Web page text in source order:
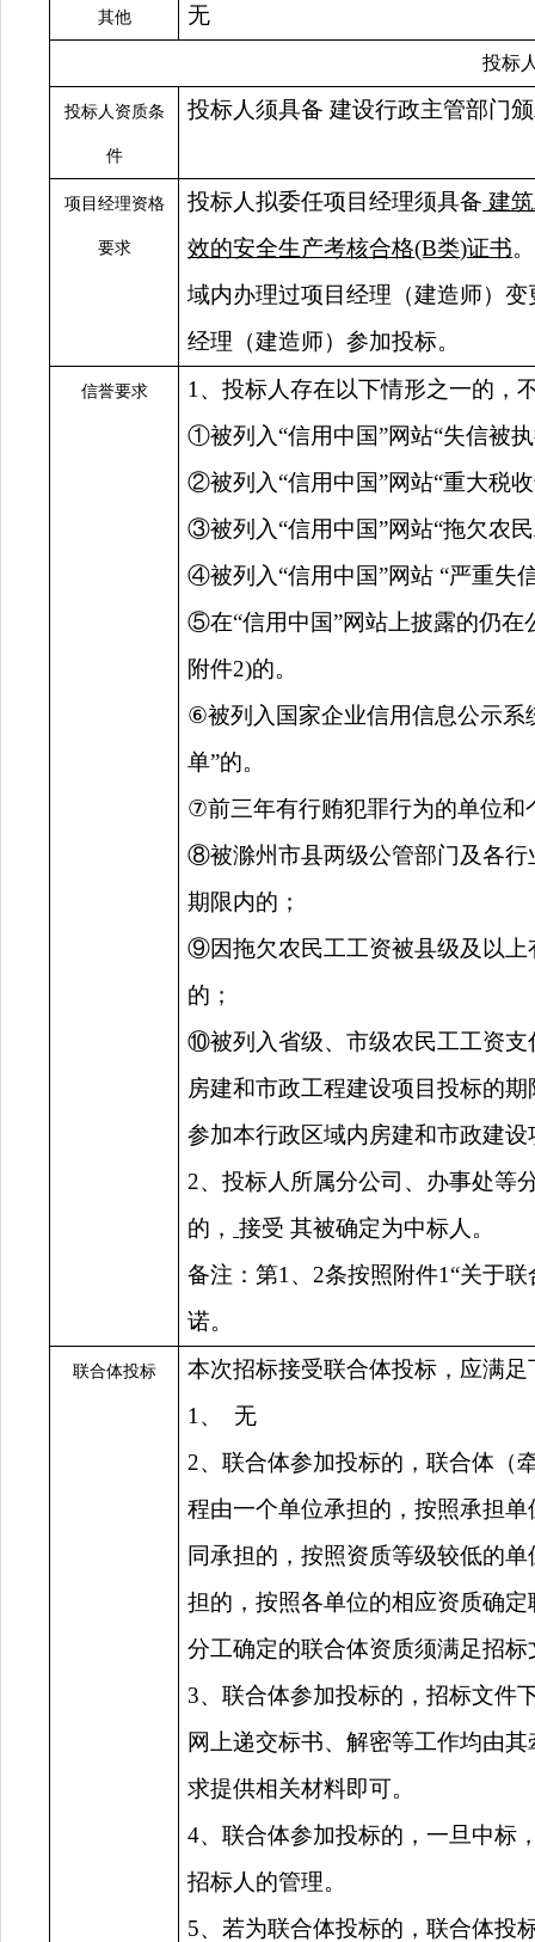
其他 无
投标
投标人资质条
件
投标人须具备 建设行政主管部门
项目经理资格
要求
投标人拟委任项目经理须具备 建
效的安全生产考核合格(B类)证书
域内办理过项目经理（建造师）
经理（建造师）参加投标。
信誉要求 1 、投标人存在以下情形之一的，
①被列入“信用中国”网站“失信被
②被列入“信用中国”网站“重大税
③被列入“信用中国”网站“拖欠农
④被列入“信用中国”网站 “严重失
⑤在“信用中国”网站 上披露的仍
附件2)的。
⑥被列入国家企业信用信息公示系
单”的。
⑦前三年有行贿犯罪行为的单位和
⑧被滁州市县两级公管部门及各
期限内的；
⑨因拖欠农民工工资被县级及以
的；
⑩被列入省级、市级农民工工资
房建和市政工程建设项目投标的
参加本行政区域内房建和市政建
2、投标人所属分公司、办事处等
的，
接受 其被确定为中标人。
备注：第1 、 2条按照附件1 “关于
诺。
联合体投标 本次招标接受联合体投标 ，应满
1、
无
2、联合体参加投标的，联合体（
程由一个单位承担的，按照承担
同承担的，按照资质等级较低的
担的，按照各单位的相应资质确定
分工确定的联合体资质须满足招
3、联合体参加投标的，招标文件
网上递交标书、解密等工作均由
求提供相关材料即可。
4、联合体参加投标的，一旦中标
招标人的管理。
5、若为联合体投标的，联合体投